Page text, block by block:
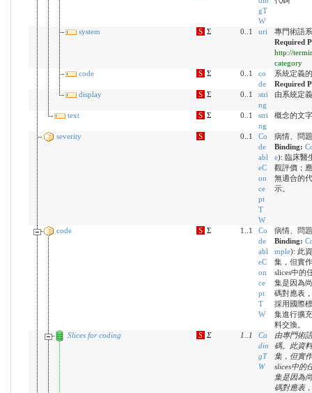
gT
W
system S Σ 0..1 uri
專門術語
Required
http://
category
code
S Σ 0..1
co
de
系統定義
Required
display
S Σ 0..1
stri
ng
由系統定
text S Σ 0..1
stri
ng
概念的文
severity S 0..1
Co
de
abl
eC
on
ce
pt
T
W
病情、問
Binding:
e): 臨床醫
觀評價；
無適合的
示。
code S Σ 1..1
Co
de
abl
eC
on
ce
pt
T
W
病情、問
Binding:
mple): 此
集，但實
slices中的
集是因為
碼對應表
採用國際
集進行擴
料交換。
Slices for coding
S Σ 1 1
Co
din
gT
W
由專門術
碼。此資
集，但實
slices中的
集是因為
碼對應表